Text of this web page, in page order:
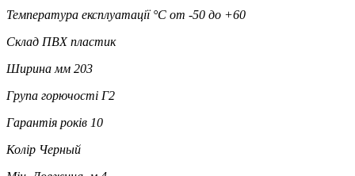
Температура експлуатації °C от -50 до +60
Склад ПВХ пластик
Ширина мм 203
Група горючості Г2
Гарантія років 10
Колір Черный